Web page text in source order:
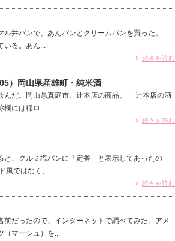
ル井パンで、あんパンとクリームパンを買った。
いる。あん...
続きを読む
）岡山県産雄町・純米酒
んだ。岡山県真庭市、辻本店の商品。 辻本店の酒
欄には稲ロ...
続きを読む
、クルミ塩パンに「定番」と表示してあったの
風ではなく、...
続きを読む
だったので、インターネットで調べてみた。アメ
（マーシュ）を...